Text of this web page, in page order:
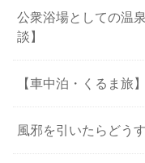
公衆浴場としての温
談】
【車中泊・くるま旅
風邪を引いたらどう